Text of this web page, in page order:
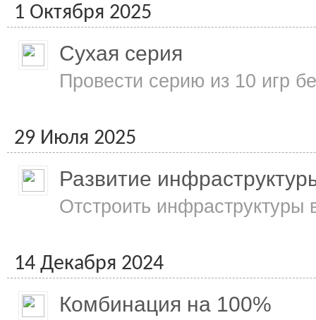
1 Октября 2025
Сухая серия
Провести серию из 10 игр
29 Июля 2025
Развитие
Отстроить
14 Декабря 2024
Комбинация на 100%